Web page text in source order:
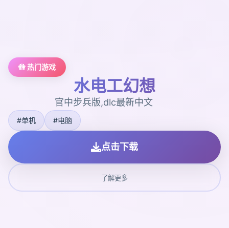
🚻 热门游戏
水电工幻想
官中步兵版,dlc最新中文
#单机 #电脑
点击下载
了解更多